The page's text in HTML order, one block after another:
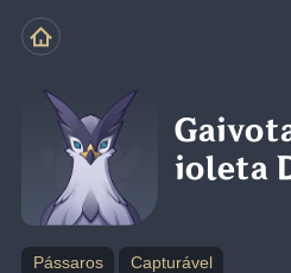
ioleta
Pássaros Capturável